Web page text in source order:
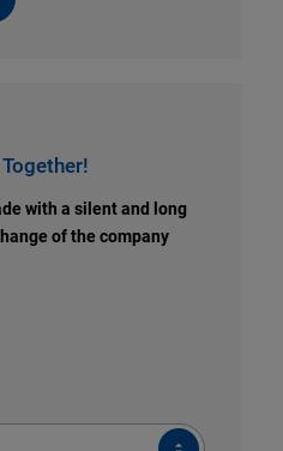
with a silent and long
of the company